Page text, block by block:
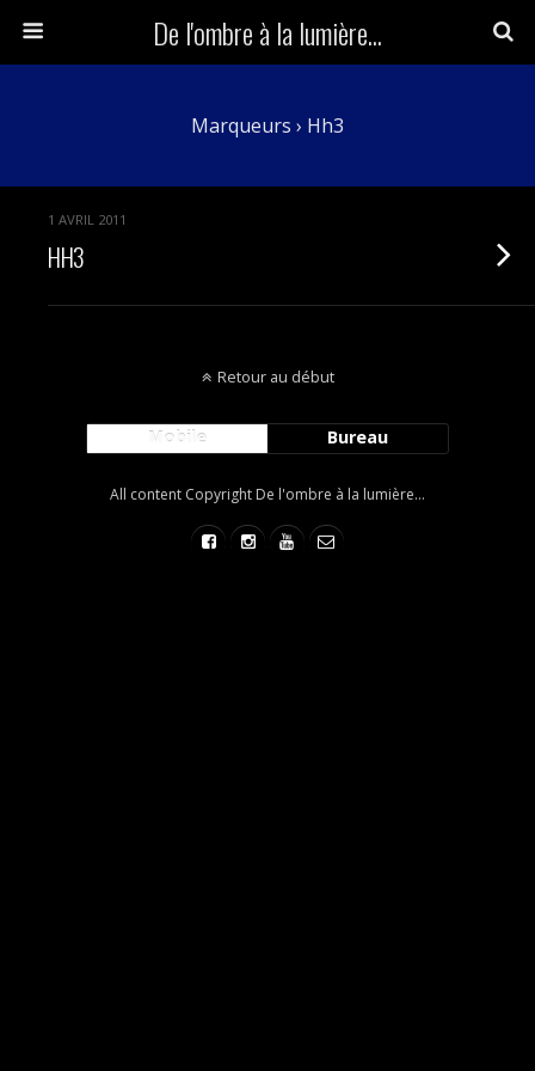
De l'ombre à la lumière...
Marqueurs › Hh3
1 AVRIL 2011
HH3
Retour au début
Mobile Bureau
All content Copyright De l'ombre à la lumière...